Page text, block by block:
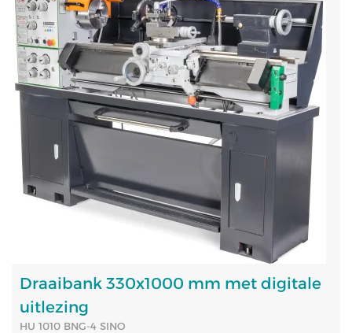
Draaibank 330x1000 mm met digitale
uitlezing
HU 1010 BNG-4 SINO